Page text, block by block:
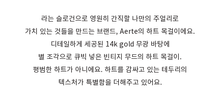
라는 슬로건으로 영원히 간직할 나만의 주얼리로
가치 있는 것들을 만드는 브랜드, Aerte의 하트 목걸이에요.
디테일하게 세공된 14k gold 무광 바탕에
별 조각으로 큐빅 넣은 빈티지 무드의 하트 목걸이.
평범한 하트가 아니에요. 하트를 감싸고 있는 테두리의
텍스처가 특별함을 더해주고 있어요.